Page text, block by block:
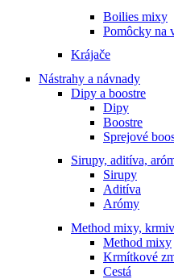
Boilies mixy
Pomôcky na
Krájače
Nástrahy a návnady
Dipy a boostre
Dipy
Boostre
Sprejové
Sirupy, aditíva,
Sirupy
Aditíva
Arómy
Method mixy,
Method mixy
Krmítkové
Cestá